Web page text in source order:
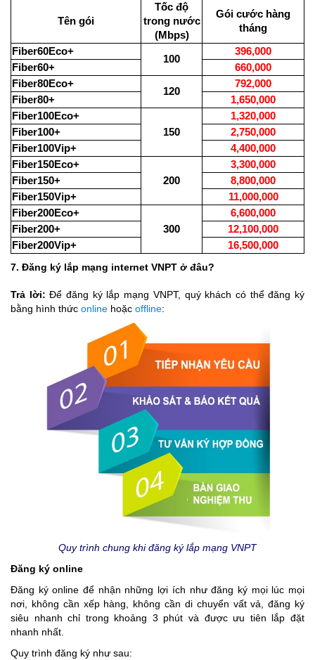
Tên gói
Tốc độ
trong nước
(Mbps)
Gói cước hàng
tháng
Fiber60Eco+
100
396,000
Fiber60+
660,000
Fiber80Eco+
120
792,000
Fiber80+
1,650,000
Fiber100Eco+
150
1,320,000
Fiber100+
2,750,000
Fiber100Vip+
4,400,000
Fiber150Eco+
200
3,300,000
Fiber150+
8,800,000
Fiber150Vip+
11,000,000
Fiber200Eco+
300
6,600,000
Fiber200+
12,100,000
Fiber200Vip+
16,500,000
7. Đăng ký lắp mạng internet VNPT ở đâu?
Trả lời:Để đăng ký lắp mạng VNPT, quý khách có thể đăng ký
bằng hình thức online hoặc offline:
Quy trình chung khi đăng ký lắp mạng VNPT
Đăng ký online
Đăng ký online để nhận những lợi ích như đăng ký mọi lúc mọi
nơi, không cần xếp hàng, không cần di chuyển vất vả, đăng ký
siêu nhanh chỉ trong khoảng 3 phút và được ưu tiên lắp đặt
nhanh nhất.
Quy trình đăng ký như sau: